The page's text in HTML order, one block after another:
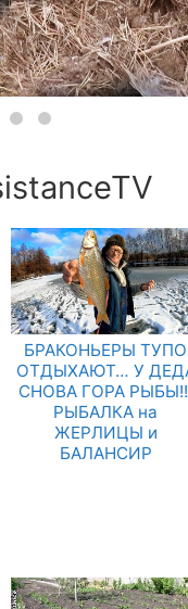
БРАКОНЬЕРЫ ТУПО
ОТДЫХАЮТ… У
СНОВА ГОРА
РЫБАЛКА на
ЖЕРЛИЦЫ и
БАЛАНСИР